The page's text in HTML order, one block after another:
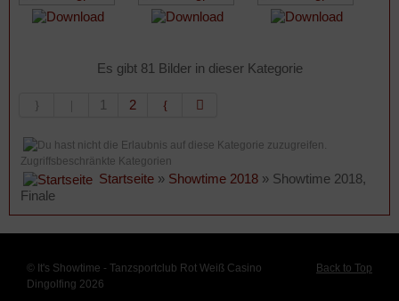
Es gibt 81 Bilder in dieser Kategorie
1 2
Zugriffsbeschränkte Kategorien
Startseite » Showtime 2018 » Showtime 2018,
Finale
Back to Top
© It's Showtime - Tanzsportclub Rot Weiß Casino
Dingolfing 2026